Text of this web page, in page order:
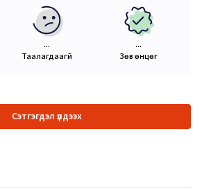
...
Таалагдаагүй
...
Зөв өнцөг
Сэтгэгдэл үлдээх